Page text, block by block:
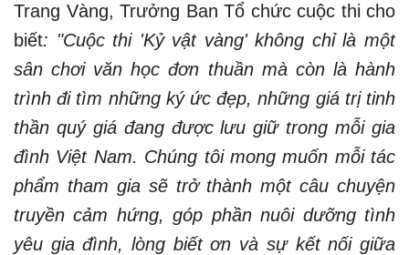
Trang Vàng, Trưởng Ban Tổ chức cuộc thi cho
biết: "Cuộc thi 'Kỷ vật vàng' không chỉ là một
sân chơi văn học đơn thuần mà còn là hành
trình đi tìm những ký ức đẹp, những giá trị tinh
thần quý giá đang được lưu giữ trong mỗi gia
đình Việt Nam. Chúng tôi mong muốn mỗi tác
phẩm tham gia sẽ trở thành một câu chuyện
truyền cảm hứng, góp phần nuôi dưỡng tình
yêu gia đình, lòng biết ơn và sự kết nối giữa